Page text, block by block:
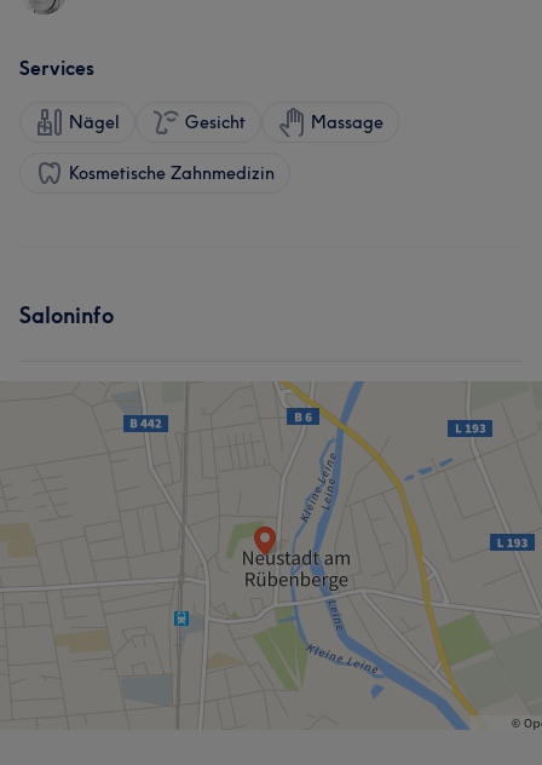
Services
Nägel Gesicht Massage
Kosmetische Zahnmedizin
Saloninfo